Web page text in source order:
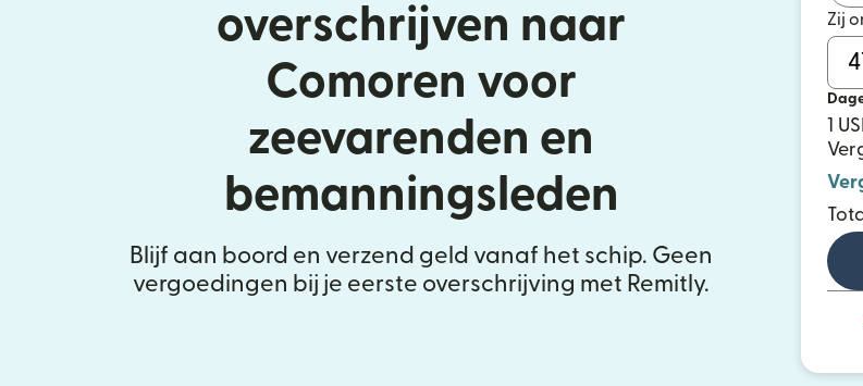
overschrijven naar
Comoren voor
zeevarenden en
bemanningsleden
Blijf aan boord en verzend geld vanaf het schip. Geen
vergoedingen bij je eerste overschrijving met Remitly.
Zij
1